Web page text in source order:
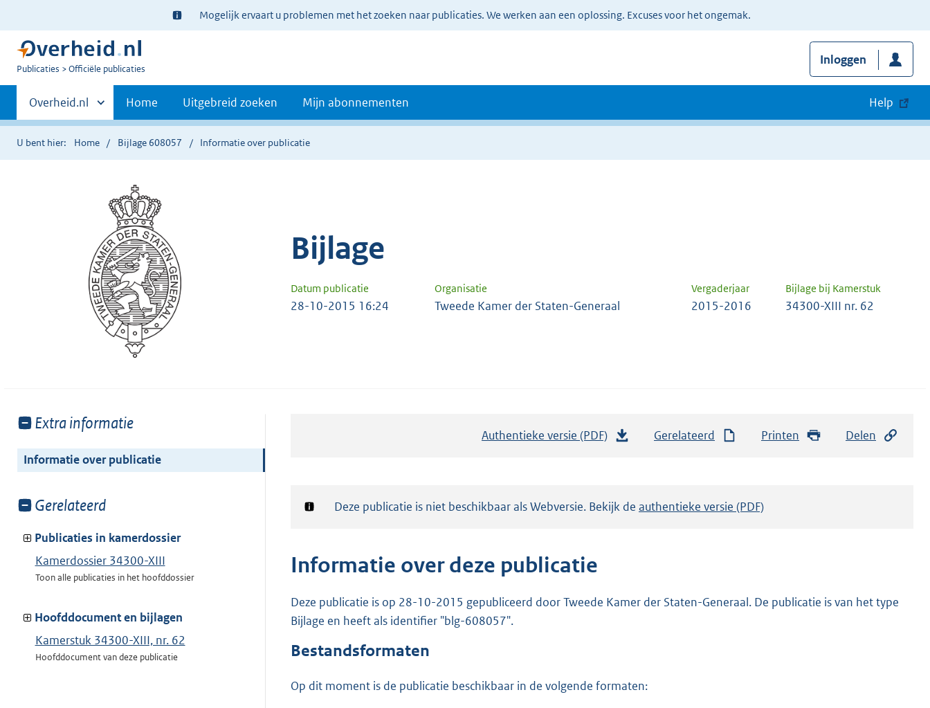
Ter
informatie:
Mogelijk ervaart u problemen met het zoeken naar publicaties. We werken aan een oplossing. Excuses voor het ongemak.
U
Publicaties Officiële publicaties
Inloggen
Primaire
navigatie
Andere
sites
binnen
Overheid.nl Home Uitgebreid zoeken Mijn abonnementen Help
U bent hier: Home Bijlage 608057 Informatie over publicatie
Bijlage
Datum publicatie Organisatie Vergaderjaar Bijlage bij Kamerstuk
28-10-2015 16:24 Tweede Kamer der Staten-Generaal 2015-2016 34300-XIII nr. 62
Toon
van:
Extra informatie
Informatie over publicatie
Toon
van:
Gerelateerd
Publicaties in kamerdossier
Kamerdossier 34300-XIII
Toon alle publicaties in het hoofddossier
Hoofddocument en bijlagen
Kamerstuk 34300-XIII, nr. 62
Hoofddocument van deze publicatie
Authentieke versie (PDF)
a
r
Gerelateerd Printen Delen
Notificatie:
Deze publicatie is niet beschikbaar als Webversie. Bekijk de authentieke versie (PDF)
Informatie over deze publicatie
Deze publicatie is op 28-10-2015 gepubliceerd door Tweede Kamer der Staten-Generaal. De publicatie is van het type
Bijlage en heeft als identifier "blg-608057".
Bestandsformaten
Op dit moment is de publicatie beschikbaar in de volgende formaten: